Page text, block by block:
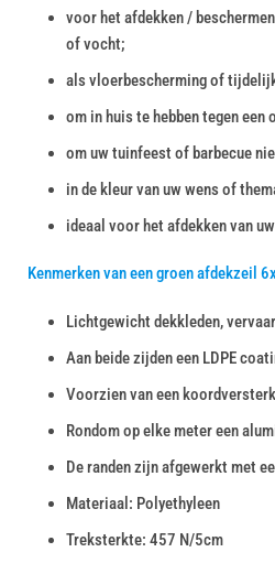
voor het afdekken /
of vocht;
als vloerbescherming of
om in huis te hebben tegen een
om uw tuinfeest of barbecue
in de kleur van uw wens of
ideaal voor het afdekken van
Kenmerken van een groen afdekzeil
Lichtgewicht dekkleden,
Aan beide zijden een LDPE
Voorzien van een
Rondom op elke meter een
De randen zijn afgewerkt met
Materiaal: Polyethyleen
Treksterkte: 457 N/5cm